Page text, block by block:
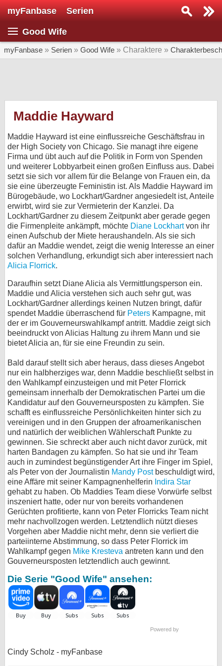
myFanbase Serien
Good Wife
myFanbase » Serien » Good Wife » Charaktere »
Maddie Hayward
Maddie Hayward ist eine einflussreiche Geschäftsfrau in
der High Society von Chicago. Sie managt ihre eigene
Firma und übt auch auf die Politik in Form von Spenden
und weiterer Lobbyarbeit einen großen Einfluss aus. Dabei
setzt sie sich vor allem für die Belange von Frauen ein, da
sie eine überzeugte Feministin ist. Als Maddie Hayward im
Bürogebäude, wo Lockhart/Gardner angesiedelt ist, Anteile
erwirbt, wird sie zur Vermieterin der Kanzlei. Da
Lockhart/Gardner zu diesem Zeitpunkt aber gerade gegen
die Firmenpleite ankämpft, möchte Diane Lockhartvon ihr
einen Aufschub der Miete heraushandeln. Als sie sich
dafür an Maddie wendet, zeigt die wenig Interesse an einer
solchen Verhandlung, erkundigt sich aber interessiert nach
Alicia Florrick.
Daraufhin setzt Diane Alicia als Vermittlungsperson ein.
Maddie und Alicia verstehen sich auch sehr gut, was
Lockhart/Gardner allerdings keinen Nutzen bringt, dafür
spendet Maddie überraschend für Peters Kampagne, mit
der er im Gouverneurswahlkampf antritt. Maddie zeigt sich
beeindruckt von Alicias Haltung zu ihrem Mann und sie
bietet Alicia an, für sie eine Freundin zu sein.
Bald darauf stellt sich aber heraus, dass dieses Angebot
nur ein halbherziges war, denn Maddie beschließt selbst in
den Wahlkampf einzusteigen und mit Peter Florrick
gemeinsam innerhalb der Demokratischen Partei um die
Kandidatur auf den Gouverneursposten zu kämpfen. Sie
schafft es einflussreiche Persönlichkeiten hinter sich zu
vereinigen und in den Gruppen der afroamerikanischen
und natürlich der weiblichen Wählerschaft Punkte zu
gewinnen. Sie schreckt aber auch nicht davor zurück, mit
harten Bandagen zu kämpfen. So hat sie und ihr Team
auch in zumindest begünstigender Art ihre Finger im Spiel,
als Peter von der Journalistin Mandy Postbeschuldigt wird,
eine Affäre mit seiner Kampagnenhelferin Indira Star
gehabt zu haben. Ob Maddies Team diese Vorwürfe selbst
inszeniert hatte, oder nur von bereits vorhandenen
Gerüchten profitierte, kann von Peter Florricks Team nicht
mehr nachvollzogen werden. Letztendlich nützt dieses
Vorgehen aber Maddie nicht mehr, denn sie verliert die
parteiinterne Abstimmung, so dass Peter Florrick im
Wahlkampf gegen Mike Kresteva antreten kann und den
Gouverneursposten letztendlich auch gewinnt.
Die Serie "Good Wife" ansehen:
Powered by
Cindy Scholz - myFanbase
Serie suchen...
SERIEN
KULTUR
Specials
SERVICE
Gewinnspiele
Forum
bei X
bei Facebook
Kontakt
Nutzungsbedingungen
Datenschutz
Impressum
Desktop-Ansicht
myFanbase